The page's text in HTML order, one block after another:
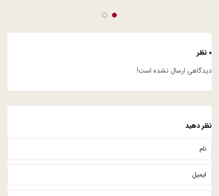
۰ نظر
دیدگاهی ارسال نشده است!
نظر دهید